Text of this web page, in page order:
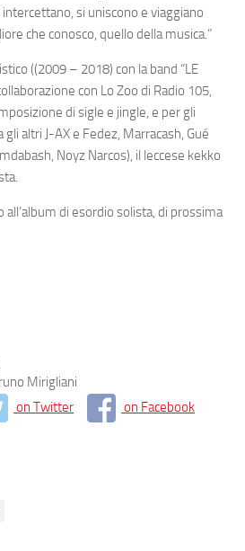
si uniscono e viaggiano
che conosco, quello della musica.”
((2009 – 2018) con la band “LE
con Lo Zoo di Radio 105,
di sigle e jingle, e per gli
altri J-AX e Fedez, Marracash, Gué
Noyz Narcos), il leccese kekko
di esordio solista, di prossima
Mirigliani
on Twitter on Facebook